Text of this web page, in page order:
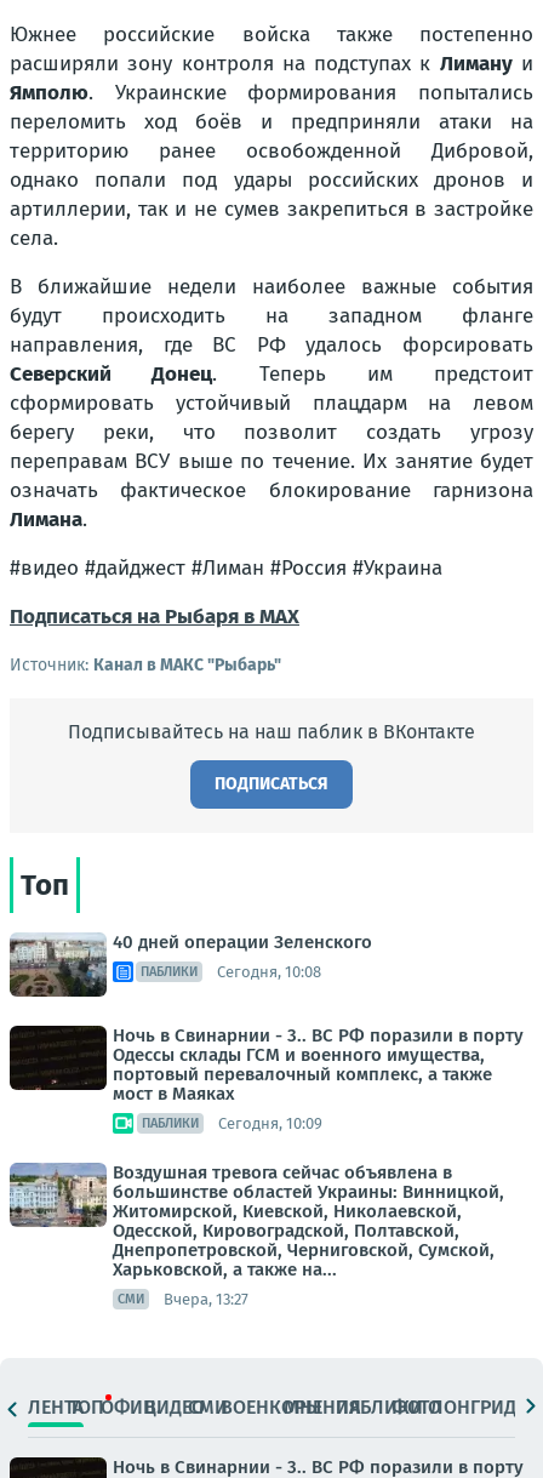
Южнее российские войска также постепенно
расширяли зону контроля на подступах к Лимануи
Ямполю. Украинские формирования попытались
переломить ход боёв и предприняли атаки на
территорию ранее освобожденной Дибровой,
однако попали под удары российских дронов и
артиллерии, так и не сумев закрепиться в застройке
села.
В ближайшие недели наиболее важные события
будут происходить на западном фланге
направления, где ВС РФ удалось форсировать
Северский Донец. Теперь им предстоит
сформировать устойчивый плацдарм на левом
берегу реки, что позволит создать угрозу
переправам ВСУ выше по течение. Их занятие будет
означать фактическое блокирование гарнизона
Лимана.
#видео #дайджест #Лиман #Россия #Украина
Подписаться на Рыбаря в МАХ
Источник: Канал в МАКС "Рыбарь"
Подписывайтесь на наш паблик в ВКонтакте
ПОДПИСАТЬСЯ
Топ
40 дней операции Зеленского
ПАБЛИКИ Сегодня, 10:08
Ночь в Свинарнии - 3.. ВС РФ поразили в порту
Одессы склады ГСМ и военного имущества,
портовый перевалочный комплекс, а также
мост в Маяках
ПАБЛИКИ Сегодня, 10:09
Воздушная тревога сейчас объявлена в
большинстве областей Украины: Винницкой,
Житомирской, Киевской, Николаевской,
Одесской, Кировоградской, Полтавской,
Днепропетровской, Черниговской, Сумской,
Харьковской, а также на...
СМИ Вчера, 13:27
ЛЕНТАТОПОФИЦ.ВИДЕОСМИВОЕНКОРЫМНЕНИЯПАБЛИКИ
ФОТОЛОНГРИДЫ
Ночь в Свинарнии - 3.. ВС РФ поразили в порту